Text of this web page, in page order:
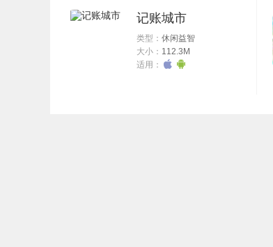
记账城市
类型： 休闲益智
大小： 112.3M
适用：